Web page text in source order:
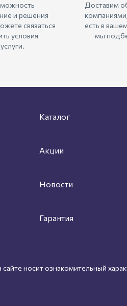
и решения
связаться
условия
Доставим
есть в
мы
Каталог
Акции
Новости
Гарантия
носит ознакомительный